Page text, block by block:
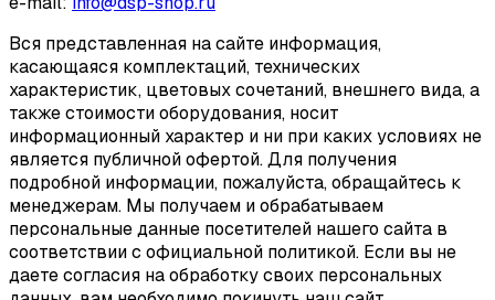
Вся представленная на сайте информация,
касающаяся комплектаций, технических
характеристик, цветовых сочетаний, внешнего вида, а
также стоимости оборудования, носит
информационный характер и ни при каких условиях не
является публичной офертой. Для получения
подробной информации, пожалуйста, обращайтесь к
менеджерам. Мы получаем и обрабатываем
персональные данные посетителей нашего сайта в
соответствии с официальной политикой. Если вы не
даете согласия на обработку своих персональных